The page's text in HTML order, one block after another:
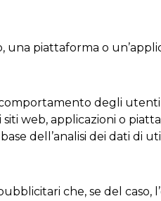
piattaforma o
degli utenti
web, applicazioni o
dell’analisi dei dati di
che, se del caso,